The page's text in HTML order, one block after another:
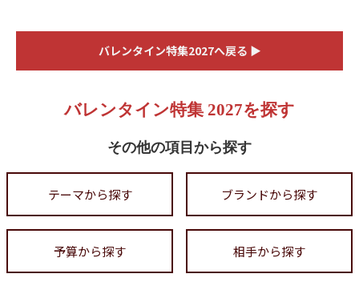
バレンタイン特集2027へ戻る ▶
バレンタイン特集 2027を探す
その他の項目から探す
テーマから探す ブランドから探す
予算から探す 相手から探す